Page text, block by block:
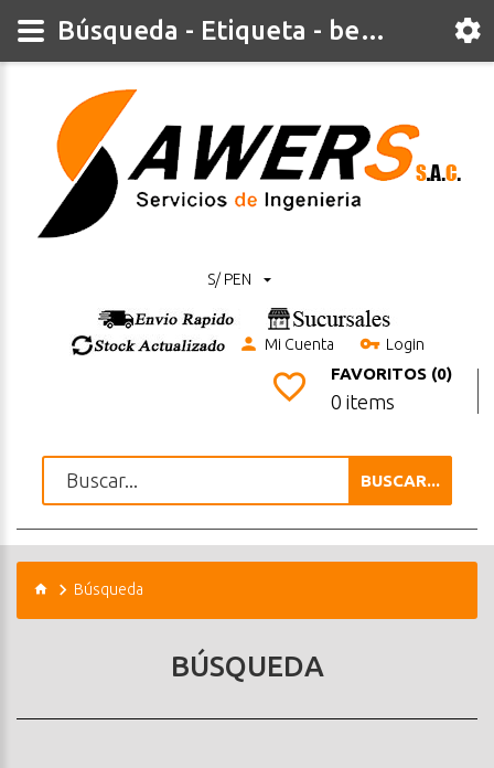
S/ PEN
Mi Cuenta Login
FAVORITOS (0)
0 items
BUSCAR...
Búsqueda
BÚSQUEDA
Búsqueda - Etiqueta - beacon